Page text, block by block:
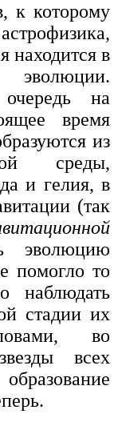
к которому
находится в
эволюции.
на
время
из
среды,
и гелия, в
(так
эволюцию
помогло то
наблюдать
стадии их
во
всех